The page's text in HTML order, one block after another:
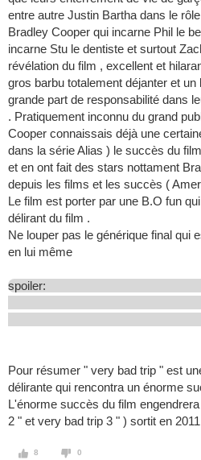
entre autre Justin Bartha dans le
Bradley Cooper qui incarne Phil le
incarne Stu le dentiste et surtout
révélation du film , excellent et
gros barbu totalement déjanter et un
grande part de responsabilité dans
. Pratiquement inconnu du grand
Cooper connaissais déjà une
dans la série Alias ) le succès du
et en ont fait des stars nottament
depuis les films et les succès (
Le film est porter par une B.O fun
délirant du film .
Ne louper pas le générique final qui
en lui même
spoiler:
Pour résumer " very bad trip " est
délirante qui rencontra un énorme
L'énorme succès du film
2 " et very bad trip 3 " ) sortit en
8 0